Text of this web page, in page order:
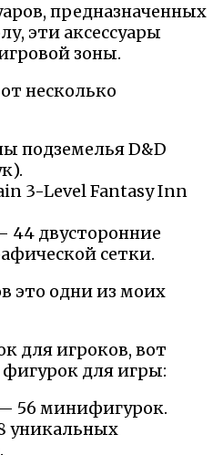
предназначенных
эти аксессуары
зоны.
несколько
подземелья D&D
3-Level Fantasy Inn
44 двусторонние
сетки.
это одни из моих
для игроков, вот
для игры:
56 минифигурок.
уникальных